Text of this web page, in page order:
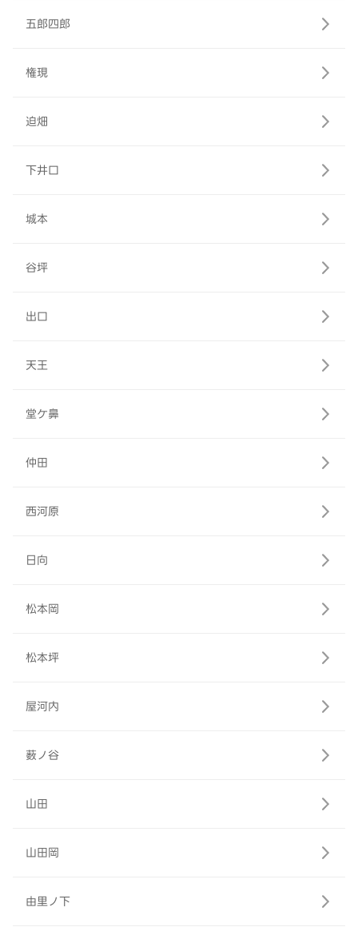
五郎四郎
権現
迫畑
下井口
城本
谷坪
出口
天王
堂ケ鼻
仲田
西河原
日向
松本岡
松本坪
屋河内
薮ノ谷
山田
山田岡
由里ノ下